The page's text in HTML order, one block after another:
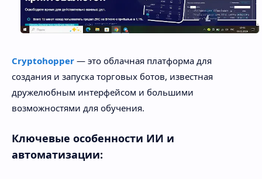
Cryptohopper — это облачная платформа для
создания и запуска торговых ботов, известная
дружелюбным интерфейсом и большими
возможностями для обучения.
Ключевые особенности ИИ и
автоматизации: